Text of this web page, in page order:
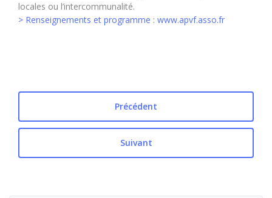
locales ou l’intercommunalité.
> Renseignements et programme : www.apvf.asso.fr
Précédent
Suivant